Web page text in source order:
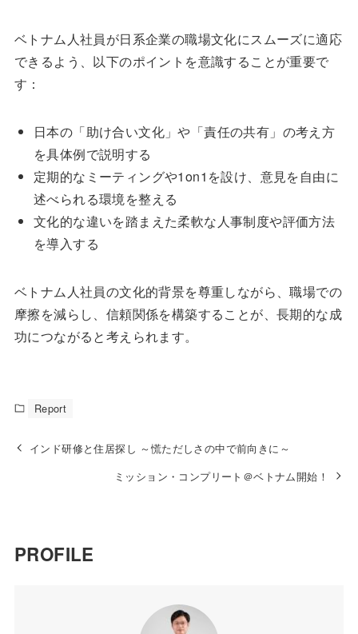
ベトナム人社員が日系企業の職場文化にスムーズに適応
できるよう、以下のポイントを意識することが重要で
す：
日本の「助け合い文化」や「責任の共有」の考え方
を具体例で説明する
定期的なミーティングや1on1を設け、意見を自由に
述べられる環境を整える
文化的な違いを踏まえた柔軟な人事制度や評価方法
を導入する
ベトナム人社員の文化的背景を尊重しながら、職場での
摩擦を減らし、信頼関係を構築することが、長期的な成
功につながると考えられます。
Report
インド研修と住居探し ～慌ただしさの中で前向きに～
ミッション・コンプリート＠ベトナム開始！
PROFILE